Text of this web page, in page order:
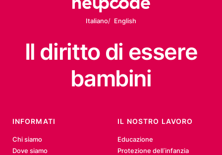
Italiano English
Il diritto di essere
bambini
INFORMATI
Chi siamo
Dove siamo
IL NOSTRO LAVORO
Educazione
Protezione dell’infanzia